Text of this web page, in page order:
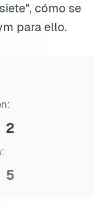
cómo se
para ello.